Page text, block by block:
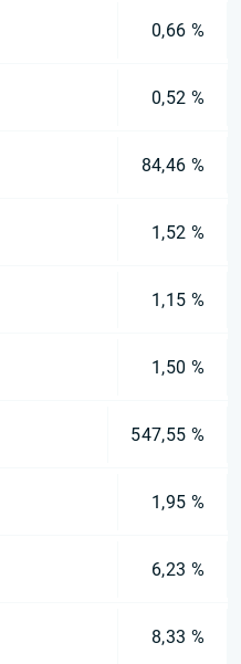
0,66 %
0,52 %
84,46 %
1,52 %
1,15 %
1,50 %
547,55 %
1,95 %
6,23 %
8,33 %